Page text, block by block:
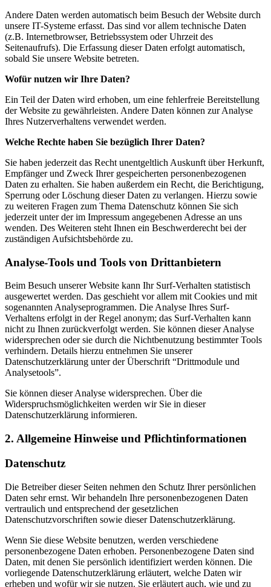
Andere Daten werden automatisch beim Besuch der Website durch
unsere IT-Systeme erfasst. Das sind vor allem technische Daten
(z.B. Internetbrowser, Betriebssystem oder Uhrzeit des
Seitenaufrufs). Die Erfassung dieser Daten erfolgt automatisch,
sobald Sie unsere Website betreten.
Wofür nutzen wir Ihre Daten?
Ein Teil der Daten wird erhoben, um eine fehlerfreie Bereitstellung
der Website zu gewährleisten. Andere Daten können zur Analyse
Ihres Nutzerverhaltens verwendet werden.
Welche Rechte haben Sie bezüglich Ihrer Daten?
Sie haben jederzeit das Recht unentgeltlich Auskunft über Herkunft,
Empfänger und Zweck Ihrer gespeicherten personenbezogenen
Daten zu erhalten. Sie haben außerdem ein Recht, die Berichtigung,
Sperrung oder Löschung dieser Daten zu verlangen. Hierzu sowie
zu weiteren Fragen zum Thema Datenschutz können Sie sich
jederzeit unter der im Impressum angegebenen Adresse an uns
wenden. Des Weiteren steht Ihnen ein Beschwerderecht bei der
zuständigen Aufsichtsbehörde zu.
Analyse-Tools und Tools von Drittanbietern
Beim Besuch unserer Website kann Ihr Surf-Verhalten statistisch
ausgewertet werden. Das geschieht vor allem mit Cookies und mit
sogenannten Analyseprogrammen. Die Analyse Ihres Surf-
Verhaltens erfolgt in der Regel anonym; das Surf-Verhalten kann
nicht zu Ihnen zurückverfolgt werden. Sie können dieser Analyse
widersprechen oder sie durch die Nichtbenutzung bestimmter Tools
verhindern. Details hierzu entnehmen Sie unserer
Datenschutzerklärung unter der Überschrift “Drittmodule und
Analysetools”.
Sie können dieser Analyse widersprechen. Über die
Widerspruchsmöglichkeiten werden wir Sie in dieser
Datenschutzerklärung informieren.
2. Allgemeine Hinweise und Pflichtinformationen
Datenschutz
Die Betreiber dieser Seiten nehmen den Schutz Ihrer persönlichen
Daten sehr ernst. Wir behandeln Ihre personenbezogenen Daten
vertraulich und entsprechend der gesetzlichen
Datenschutzvorschriften sowie dieser Datenschutzerklärung.
Wenn Sie diese Website benutzen, werden verschiedene
personenbezogene Daten erhoben. Personenbezogene Daten sind
Daten, mit denen Sie persönlich identifiziert werden können. Die
vorliegende Datenschutzerklärung erläutert, welche Daten wir
erheben und wofür wir sie nutzen. Sie erläutert auch, wie und zu